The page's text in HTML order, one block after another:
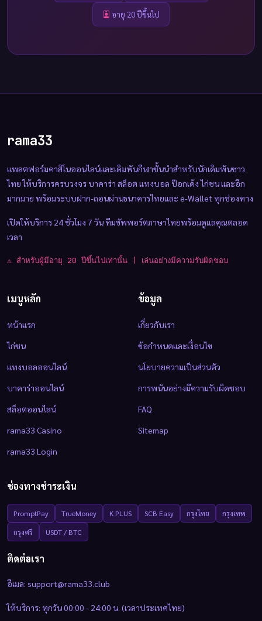
อายุ 20 ปีขึ้นไป
rama33
แพลตฟอร์มคาสิโนออนไลน์และเดิมพันกีฬาชั้นนำสำหรับนักเดิมพันชาว
ไทย ให้บริการครบวงจร บาคาร่า สล็อต แทงบอล ป๊อกเด้ง ไก่ชน และอีก
มากมาย พร้อมระบบฝาก-ถอนผ่านธนาคารไทยและ e-Wallet ทุกช่องทาง
เปิดให้บริการ 24 ชั่วโมง 7 วัน ทีมซัพพอร์ตภาษาไทยพร้อมดูแลคุณตลอด
เวลา
⚠️ สำหรับผู้มีอายุ 20 ปีขึ้นไปเท่านั้น | เล่นอย่างมีความรับผิดชอบ
เมนูหลัก
หน้าแรก
ไก่ชน
แทงบอลออนไลน์
บาคาร่าออนไลน์
สล็อตออนไลน์
rama33 Casino
rama33 Login
ข้อมูล
เกี่ยวกับเรา
ข้อกำหนดและเงื่อนไข
นโยบายความเป็นส่วนตัว
การพนันอย่างมีความรับผิดชอบ
FAQ
Sitemap
ช่องทางชำระเงิน
PromptPay TrueMoney K PLUS SCB Easy กรุงไทย
กรุงเทพ
กรุงศรี
USDT / BTC
ติดต่อเรา
อีเมล: support@rama33.club
ให้บริการ: ทุกวัน 00:00 - 24:00 น. (เวลาประเทศไทย)